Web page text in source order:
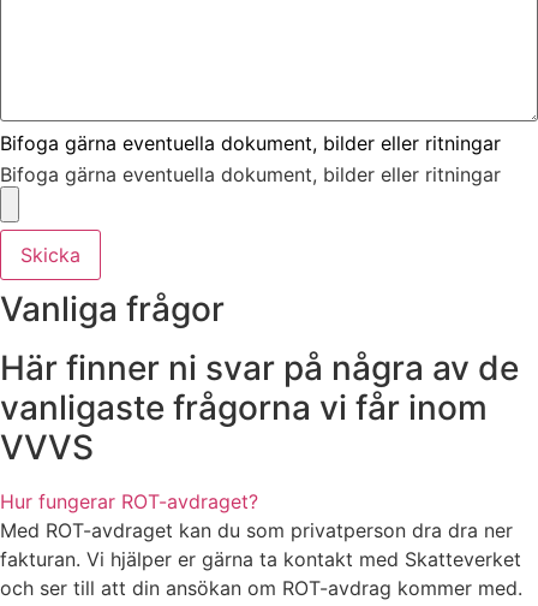
Bifoga gärna eventuella dokument, bilder eller ritningar
Bifoga gärna eventuella dokument, bilder eller ritningar
Skicka
Vanliga frågor
Här finner ni svar på några av de
vanligaste frågorna vi får inom
VVVS
Hur fungerar ROT-avdraget?
Med ROT-avdraget kan du som privatperson dra dra ner
fakturan. Vi hjälper er gärna ta kontakt med Skatteverket
och ser till att din ansökan om ROT-avdrag kommer med.